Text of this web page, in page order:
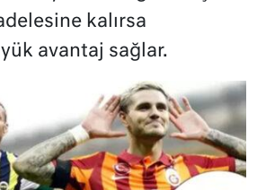
kalırsa
avantaj sağlar.